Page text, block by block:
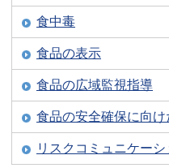
食中毒
食品の表示
食品の広域監視指導
食品の安全確保に向け
リスクコミュニケー